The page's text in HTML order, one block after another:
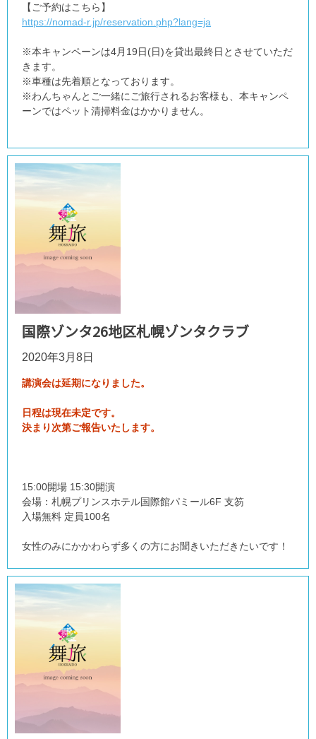
【ご予約はこちら】
https://nomad-r.jp/reservation.php?lang=ja
※本キャンペーンは4月19日(日)を貸出最終日とさせていただ
きます。
※車種は先着順となっております。
※わんちゃんとご一緒にご旅行されるお客様も、本キャンペ
ーンではペット清掃料金はかかりません。
国際ゾンタ26地区札幌ゾンタクラブ
2020年3月8日
講演会は延期になりました。
日程は現在未定です。
決まり次第ご報告いたします。
15:00開場 15:30開演
会場：札幌プリンスホテル国際館パミール6F 支笏
入場無料 定員100名
女性のみにかかわらず多くの方にお聞きいただきたいです！